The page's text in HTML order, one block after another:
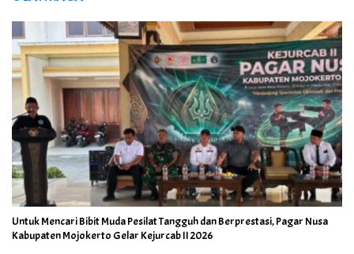
Untuk Mencari Bibit Muda Pesilat Tangguh dan Berprestasi, Pagar Nusa
Kabupaten Mojokerto Gelar Kejurcab II 2026